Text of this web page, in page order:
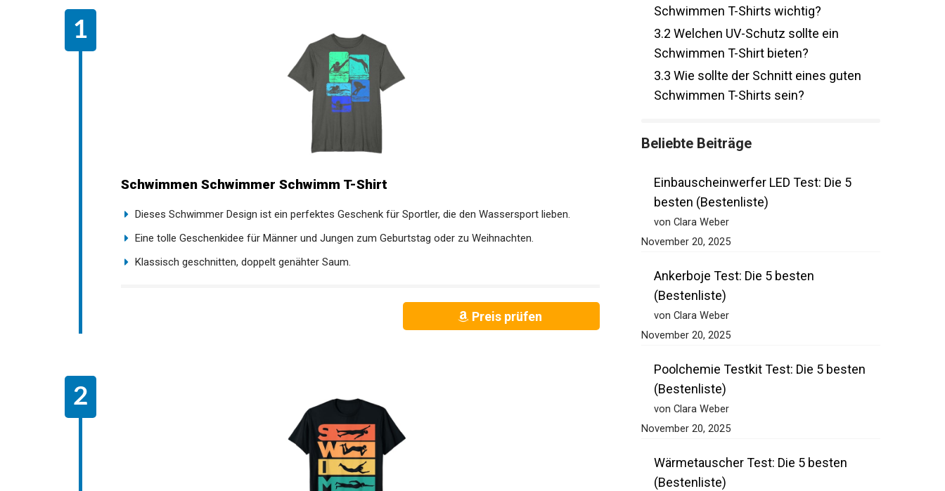
Schwimmen Schwimmer Schwimm T-Shirt
Dieses Schwimmer Design ist ein perfektes Geschenk für Sportler, die den Wassersport lieben.
Eine tolle Geschenkidee für Männer und Jungen zum Geburtstag oder zu Weihnachten.
Klassisch geschnitten, doppelt genähter Saum.
Preis prüfen
Schwimmen T-Shirts wichtig?
3.2Welchen UV-Schutz sollte ein
Schwimmen T-Shirt bieten?
3.3Wie sollte der Schnitt eines guten
Schwimmen T-Shirts sein?
Beliebte Beiträge
Einbauscheinwerfer LED Test: Die 5
besten (Bestenliste)
von Clara Weber
November 20, 2025
Ankerboje Test: Die 5 besten
(Bestenliste)
von Clara Weber
November 20, 2025
Poolchemie Testkit Test: Die 5 besten
(Bestenliste)
von Clara Weber
November 20, 2025
Wärmetauscher Test: Die 5 besten
(Bestenliste)